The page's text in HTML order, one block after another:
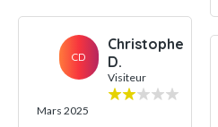
CD
Christophe
D.
Visiteur
Mars 2025